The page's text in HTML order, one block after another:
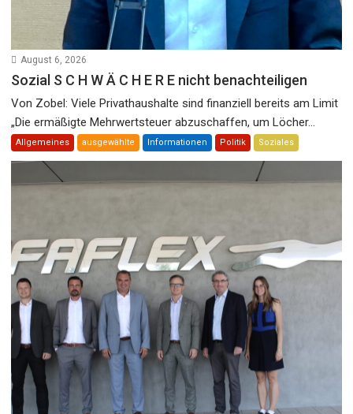
August 6, 2026
Sozial S C H W Ä C H E R E nicht benachteiligen
Von Zobel: Viele Privathaushalte sind finanziell bereits am Limit
„Die ermäßigte Mehrwertsteuer abzuschaffen, um Löcher...
Allgemeines ausgewählte Informationen Politik Soziales